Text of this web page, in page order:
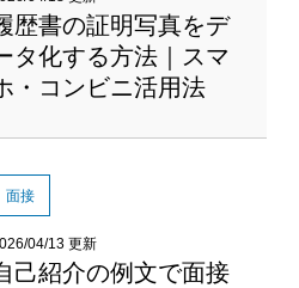
歴書の証明写真をデ
タ化する方法｜スマ
・コンビニ活用法
面接
04/13 更新
己紹介の例文で面接